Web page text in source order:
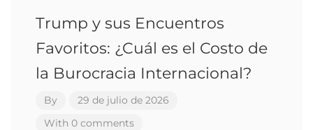
Trump y sus Encuentros
Favoritos: ¿Cuál es el Costo de
la Burocracia Internacional?
By
29 de julio de 2026
With 0 comments